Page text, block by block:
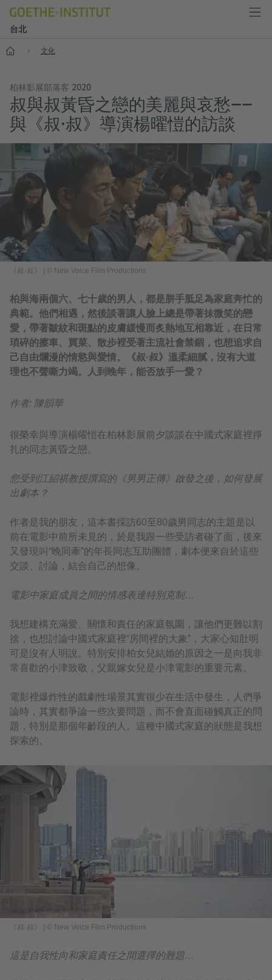
台北
首頁 文化
柏林影展部落客 2020
叔與叔黃昏之戀的美麗與哀愁——
與《叔·叔》導演楊曜愷的訪談
《叔·叔》 © New Voice Film Productions
柏與海兩個六、七十歲的男人，都是胼手胝足為家庭奔忙的
典範。他們相遇，然後談著讓人臉上總是帶著抹微笑的戀
愛，帶著皺紋和斑點的皮膚緩慢而炙熱地互相靠近，在日常
瑣碎的擦車、買菜、散步裡受著主流社會禁錮，也想追求自
己自由爛漫的情慾與愛情。《叔·叔》溫柔細膩，沒有大道
理也不聲嘶力竭。人到晚年，能否放手一愛？
作者: 陳韻華
很榮幸與導演楊曜愷在柏林影展前夕談談在中國式家庭裡掙
扎的同志黃昏之戀。
您受到江紹祺教授撰寫的《男男正傳》啟發之後，如何發展
出劇本？
作者是我的朋友，這本書採訪60至80歲男同志的主題是以
前在電影中前所未見的，於是我跟一些受訪者碰了面，後來
又發現叫“晚同牽”的年長同志互助團體，劇本便來自於這些
交談、討論，結合自己的想像。
電影中家庭成員之間的情感表達特別克制…
我想建構充滿愛、關懷和責任的家庭氛圍，讓他們更難以割
捨，也想討論中國式家庭裡“房間裡的大象”，大家心知肚明
可是沒有人明說。特別安排柏女兒結婚的原因之一是向我非
常喜歡的小津致敬，父親嫁女兒是小津電影的重要元素。
電影裡爆炸性的戲劇性場景其實很少在生活中發生，人們爭
論時，其實都爭論一些次要問題，而不會直面碰觸真正的問
題，特別是那個年齡段的人。這種中國式家庭的狀態是我想
探索的。
《叔·叔》 | © New Voice Film Productions
這是自我性向和家庭責任之間選擇的難題…